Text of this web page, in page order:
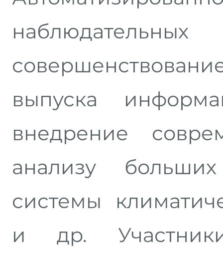
выпуска
внедрение
анализу
системы
и др.